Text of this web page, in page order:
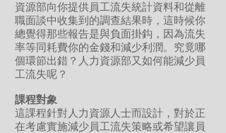
資源部向你提供員工流失統計資料和從離
職面談中收集到的調查結果時，這時候你
總覺得那些報告是與負面掛鈎，因為流失
率等同耗費你的金錢和減少利潤。究竟哪
個環節出錯？人力資源部又如何能減少員
工流失呢？
課程對象
這課程針對人力資源人士而設計，對於正
在考慮實施減少員工流失策略或希望讓員